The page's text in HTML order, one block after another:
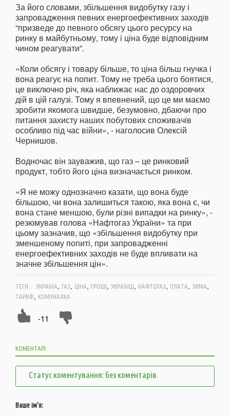
За його словами, збільшення видобутку газу і
запровадження певних енергоефективних заходів
“призведе до певного обсягу цього ресурсу на
ринку в майбутньому, тому і ціна буде відповідним
чином реагувати”.
«Коли обсягу і товару більше, то ціна більш гнучка і
вона реагує на попит. Тому не треба цього боятися,
це виключно річ, яка наближає нас до оздоровчих
дій в цій галузі. Тому я впевнений, що це ми маємо
зробити якомога швидше, безумовно, дбаючи про
питання захисту наших побутових споживачів
особливо під час війни», - наголосив Олексій
Чернишов.
Водночас він зауважив, що газ – це ринковий
продукт, тобто його ціна визначається ринком.
«Я не можу однозначно казати, що вона буде
більшою, чи вона залишиться такою, яка вона є, чи
вона стане меншою, були різні випадки на ринку», -
резюмував голова «Нафтогаз України» та при
цьому зазначив, що «збільшення видобутку при
зменшеному попиті, при запровадженні
енергоефективних заходів не буде впливати на
значне збільшення цін».
ТЕГИ: УКРАЇНА, ГАЗ, ЦІНА, ГРОШІ, УКРАЇНЦІ, НАФТОГАЗ, ПЛАТА, ЗИМА,
ТАРИФ, КОМУНАЛКА
-11
КОМЕНТАРІ:
Статус коментування: без коментарів
Ваше ім'я: